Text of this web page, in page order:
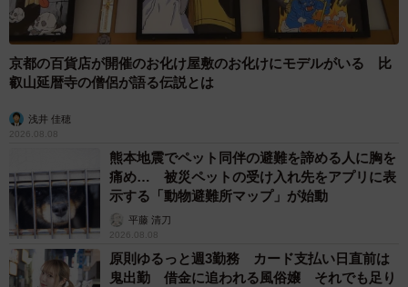
京都の百貨店が開催のお化け屋敷のお化けにモデルがいる 比
叡山延暦寺の僧侶が語る伝説とは
浅井 佳穂
2026.08.08
熊本地震でペット同伴の避難を諦める人に胸を
痛め… 被災ペットの受け入れ先をアプリに表
示する「動物避難所マップ」が始動
平藤 清刀
2026.08.08
原則ゆるっと週3勤務 カード支払い日直前は
鬼出勤 借金に追われる風俗嬢 それでも足り